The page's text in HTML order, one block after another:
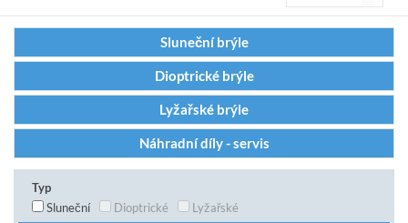
Sluneční brýle
Dioptrické brýle
Lyžařské brýle
Náhradní díly - servis
Typ
Sluneční
Dioptrické
Lyžařské